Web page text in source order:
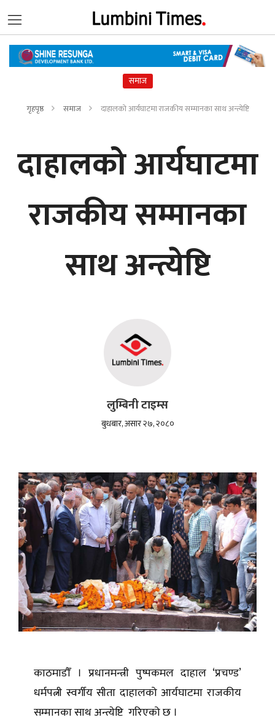
समाज
गृहपृष्ठ समाज दाहालको आर्यघाटमा राजकीय सम्मानका साथ अन्त्येष्टि
दाहालको आर्यघाटमा
राजकीय सम्मानका
साथ अन्त्येष्टि
लुम्बिनी टाइम्स
बुधबार, असार २७, २०८०
काठमाडौँ । प्रधानमन्त्री पुष्पकमल दाहाल ‘प्रचण्ड’
धर्मपत्नी स्वर्गीय सीता दाहालको आर्यघाटमा राजकीय
सम्मानका साथ अन्त्येष्टि गरिएको छ ।